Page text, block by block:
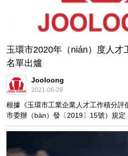
玉環市2020年（nián）度人才
名單出爐
Jooloong
2021-06-29
根據《玉環市工業企業人才工作積分評
市委辦（bàn）發〔2019〕15號）規定
作先進的536家企業，經（jīng）鄉鎮
（dào）、玉環經濟開發區初審（shěn
技局、市人力社保局、市科協、市稅